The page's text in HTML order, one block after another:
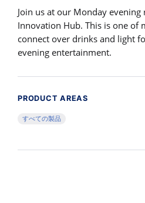
Join us at our Monday
Innovation Hub. This is one of
connect over drinks and light
evening entertainment.
PRODUCT AREAS
すべての製品